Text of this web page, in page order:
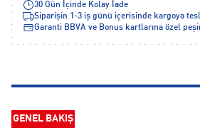
30 Gün İçinde Kolay İade
Siparişin 1-3 iş günü içerisinde kargoya
Garanti BBVA ve Bonus kartlarına özel
GENEL BAKIŞ